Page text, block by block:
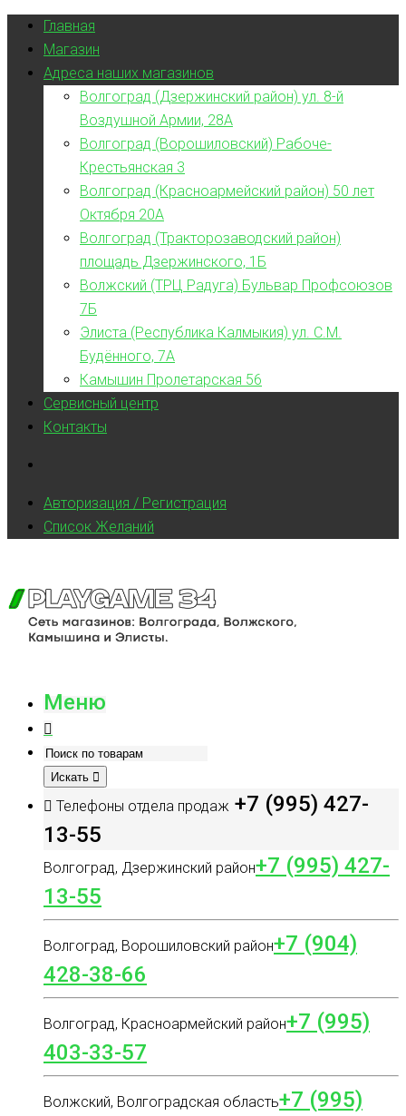
Главная
Магазин
Адреса наших магазинов
Волгоград (Дзержинский район) ул. 8-й
Воздушной Армии, 28А
Волгоград (Ворошиловский) Рабоче-
Крестьянская 3
Волгоград (Красноармейский район) 50 лет
Октября 20А
Волгоград (Тракторозаводский район)
площадь Дзержинского, 1Б
Волжский (ТРЦ Радуга) Бульвар Профсоюзов
7Б
Элиста (Республика Калмыкия) ул. С.М.
Будённого, 7А
Камышин Пролетарская 56
Сервисный центр
Контакты
Авторизация / Регистрация
Список Желаний
Меню
Искать
Телефоны отдела продаж +7 (995) 427-
13-55
Волгоград, Дзержинский район+7 (995) 427-
13-55
Волгоград, Ворошиловский район+7 (904)
428-38-66
Волгоград, Красноармейский район+7 (995)
403-33-57
Волжский, Волгоградская область+7 (995)